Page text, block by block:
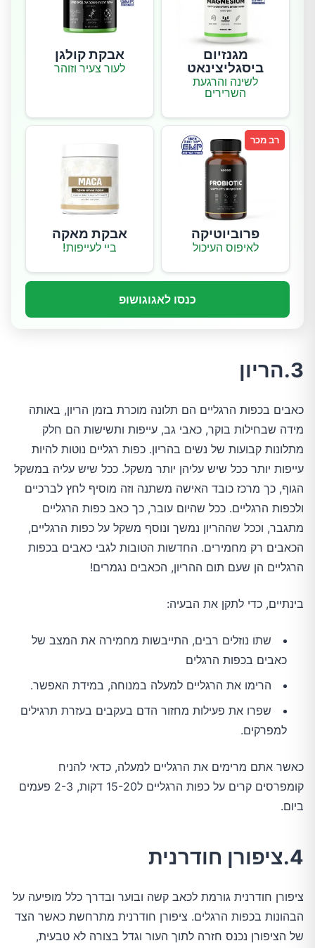
מגנזיום
ביסגליצינאט
לשינה והרגעת
השרירים
אבקת קולגן
לעור צעיר וזוהר
רב מכר
פרוביוטיקה
לאיפוס העיכול
אבקת מאקה
ביי לעייפות!
כנסו לאגוגושופ
3.הריון
כאבים בכפות הרגליים הם תלונה מוכרת בזמן הריון, באותה
מידה שבחילות בוקר, כאבי גב, עייפות ותשישות הם חלק
מתלונות קבועות של נשים בהריון. כפות רגליים נוטות להיות
עייפות יותר ככל שיש עליהן יותר משקל. ככל שיש עליה במשקל
הגוף, כך מרכז כובד האישה משתנה וזה מוסיף לחץ לברכיים
ולכפות הרגליים. ככל שהיום עובר, כך כאב כפות הרגליים
מתגבר, וככל שההריון נמשך ונוסף משקל על כפות הרגליים,
הכאבים רק מחמירים. החדשות הטובות לגבי כאבים בכפות
הרגליים הן שעם תום ההריון, הכאבים נגמרים!
בינתיים, כדי לתקן את הבעיה:
שתו נוזלים רבים, התייבשות מחמירה את המצב של
כאבים בכפות הרגלים
הרימו את הרגליים למעלה במנוחה, במידת האפשר.
שפרו את פעילות מחזור הדם בעקבים בעזרת תרגילים
למפרקים.
כאשר אתם מרימים את הרגליים למעלה, כדאי להניח
קומפרסים קרים על כפות הרגליים ל15-20 דקות, 2-3 פעמים
ביום.
4.ציפורן חודרנית
ציפורן חודרנית גורמת לכאב קשה ובוער ובדרך כלל מופיעה על
הבהונות בכפות הרגלים. ציפורן חודרנית מתרחשת כאשר הצד
של הציפורן נכנס חזרה לתוך העור וגדל בצורה לא טבעית,